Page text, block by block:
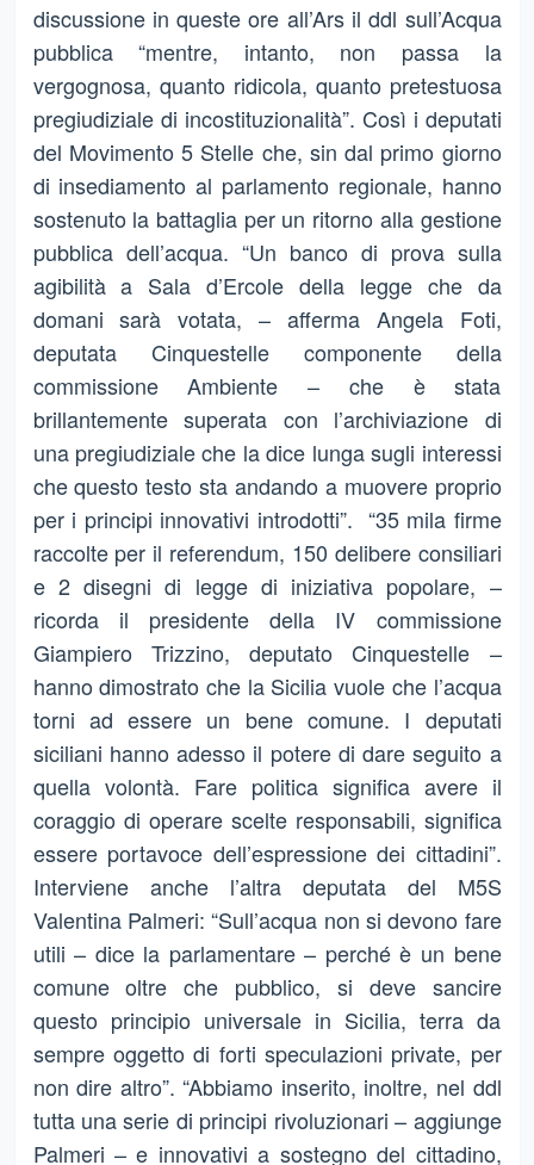
discussione in queste ore all’Ars il ddl sull’Acqua
pubblica “mentre, intanto, non passa la
vergognosa, quanto ridicola, quanto pretestuosa
pregiudiziale di incostituzionalità”. Così i deputati
del Movimento 5 Stelle che, sin dal primo giorno
di insediamento al parlamento regionale, hanno
sostenuto la battaglia per un ritorno alla gestione
pubblica dell’acqua. “Un banco di prova sulla
agibilità a Sala d’Ercole della legge che da
domani sarà votata, – afferma Angela Foti,
deputata Cinquestelle componente della
commissione Ambiente – che è stata
brillantemente superata con l’archiviazione di
una pregiudiziale che la dice lunga sugli interessi
che questo testo sta andando a muovere proprio
per i principi innovativi introdotti”. “35 mila firme
raccolte per il referendum, 150 delibere consiliari
e 2 disegni di legge di iniziativa popolare, –
ricorda il presidente della IV commissione
Giampiero Trizzino, deputato Cinquestelle –
hanno dimostrato che la Sicilia vuole che l’acqua
torni ad essere un bene comune. I deputati
siciliani hanno adesso il potere di dare seguito a
quella volontà. Fare politica significa avere il
coraggio di operare scelte responsabili, significa
essere portavoce dell’espressione dei cittadini”.
Interviene anche l’altra deputata del M5S
Valentina Palmeri: “Sull’acqua non si devono fare
utili – dice la parlamentare – perché è un bene
comune oltre che pubblico, si deve sancire
questo principio universale in Sicilia, terra da
sempre oggetto di forti speculazioni private, per
non dire altro”. “Abbiamo inserito, inoltre, nel ddl
tutta una serie di principi rivoluzionari – aggiunge
Palmeri – e innovativi a sostegno del cittadino,